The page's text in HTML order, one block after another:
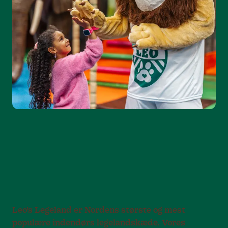
Leo’s Legeland er Nordens største og mest
populære indendørs legelandskæde. Vores